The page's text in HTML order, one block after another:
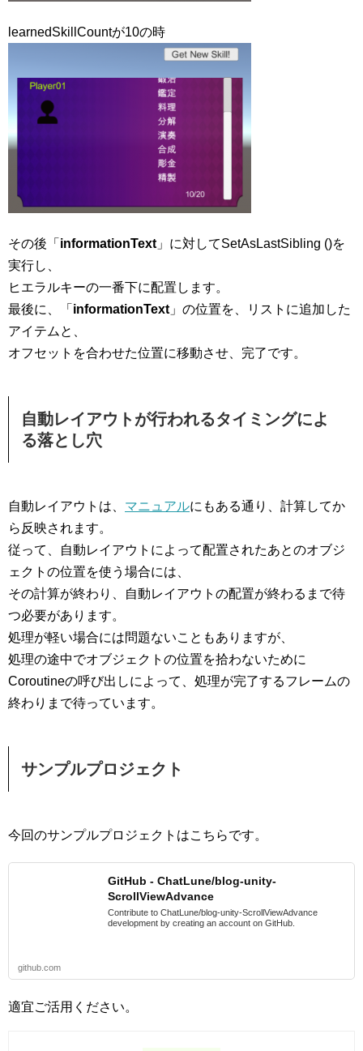
learnedSkillCountが10の時
その後「 informationText 」に対してSetAsLastSibling ()を
実行し、
ヒエラルキーの一番下に配置します。
最後に、「 informationText 」の位置を、リストに追加した
アイテムと、
オフセットを合わせた位置に移動させ、完了です。
自動レイアウトが行われるタイミングによ
る落とし穴
自動レイアウトは、 マニュアルにもある通り、計算してか
ら反映されます。
従って、自動レイアウトによって配置されたあとのオブジ
ェクトの位置を使う場合には、
その計算が終わり、自動レイアウトの配置が終わるまで待
つ必要があります。
処理が軽い場合には問題ないこともありますが、
処理の途中でオブジェクトの位置を拾わないために
Coroutineの呼び出しによって、処理が完了するフレームの
終わりまで待っています。
サンプルプロジェクト
今回のサンプルプロジェクトはこちらです。
GitHub - ChatLune/blog-unity-
ScrollViewAdvance
Contribute to ChatLune/blog-unity-ScrollViewAdvance
development by creating an account on GitHub.
github.com
適宜ご活用ください。